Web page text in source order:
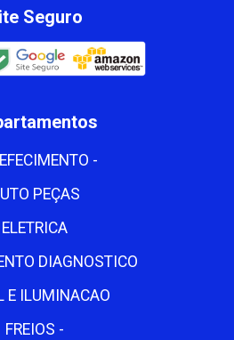
Seguro
-
PEÇAS
ELETRICA
DIAGNOSTICO
E ILUMINACAO
FREIOS -